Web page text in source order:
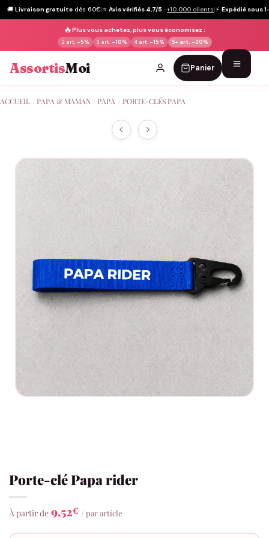
🚚 Livraison gratuite dès 60€|⭐ Avis vérifiés 4,7/5 · +10 000 clients|⚡ Expédié sous
🔥Plus vous achetez, plus vous économisez :
2 art. -5% 3 art. -10% 4 art. -15% 5+ art. -20%
AssortisMoi Panier
au
ACCUEIL PAPA & MAMAN PAPA PORTE-CLÉS PAPA
Porte-clé Papa rider
À partir de 9,52€ / par article